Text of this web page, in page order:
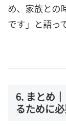
め、家族との
です」と語っ
6. まとめ
るために